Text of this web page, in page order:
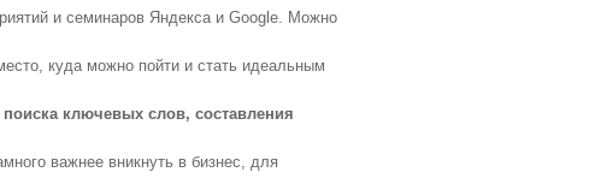
и семинаров Яндекса и Google. Можно
куда можно пойти и стать идеальным
ключевых слов, составления
важнее вникнуть в бизнес, для